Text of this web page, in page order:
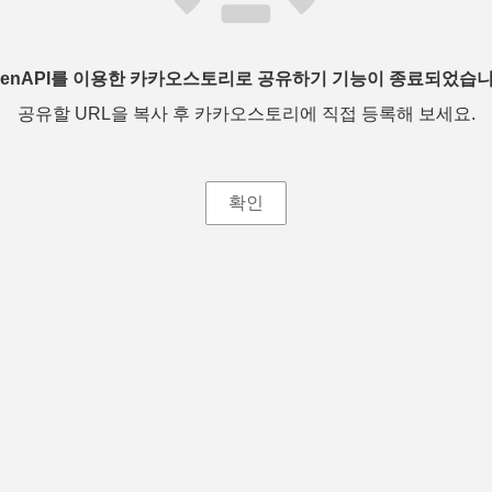
를 이용한 카카오스토리로 공유하기 기능이 종료되었습
공유할 URL을 복사 후 카카오스토리에 직접 등록해 보세요.
확인